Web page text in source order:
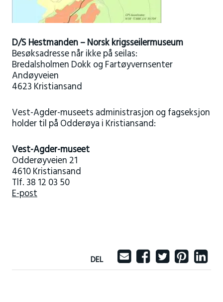
D/S Hestmanden – Norsk krigsseilermuseum
Besøksadresse når ikke på seilas:
Bredalsholmen Dokk og Fartøyvernsenter
Andøyveien
4623 Kristiansand
Vest-Agder-museets administrasjon og fagseksjon
holder til på Odderøya i Kristiansand:
Vest-Agder-museet
Odderøyveien 21
4610 Kristiansand
Tlf. 38 12 03 50
E-post
DEL